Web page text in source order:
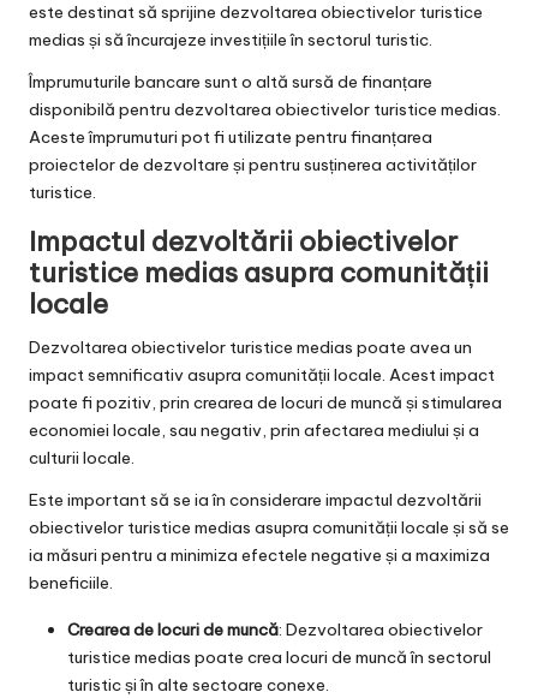
este destinat să sprijine dezvoltarea obiectivelor turistice
medias și să încurajeze investițiile în sectorul turistic.
Împrumuturile bancare sunt o altă sursă de finanțare
disponibilă pentru dezvoltarea obiectivelor turistice medias.
Aceste împrumuturi pot fi utilizate pentru finanțarea
proiectelor de dezvoltare și pentru susținerea activităților
turistice.
Impactul dezvoltării obiectivelor
turistice medias asupra comunității
locale
Dezvoltarea obiectivelor turistice medias poate avea un
impact semnificativ asupra comunității locale. Acest impact
poate fi pozitiv, prin crearea de locuri de muncă și stimularea
economiei locale, sau negativ, prin afectarea mediului și a
culturii locale.
Este important să se ia în considerare impactul dezvoltării
obiectivelor turistice medias asupra comunității locale și să se
ia măsuri pentru a minimiza efectele negative și a maximiza
beneficiile.
Crearea de locuri de muncă: Dezvoltarea obiectivelor
turistice medias poate crea locuri de muncă în sectorul
turistic și în alte sectoare conexe.